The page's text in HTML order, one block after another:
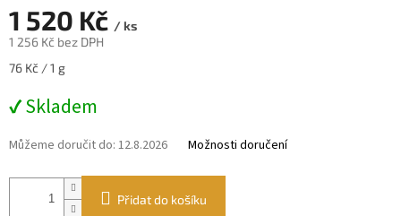
1 520 Kč / ks
1 256 Kč bez DPH
Měrná
76 Kč / 1 g
✔ Skladem
Můžeme doručit do: 12.8.2026 Možnosti doručení
Přidat do košíku